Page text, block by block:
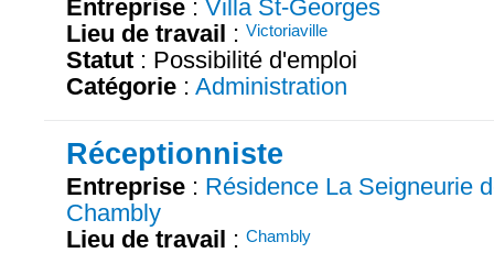
Entreprise : Villa St-Georges
Lieu de travail : Victoriaville
Statut : Possibilité d'emploi
Catégorie : Administration
Réceptionniste
Entreprise : Résidence La Seigneurie
Chambly
Lieu de travail : Chambly